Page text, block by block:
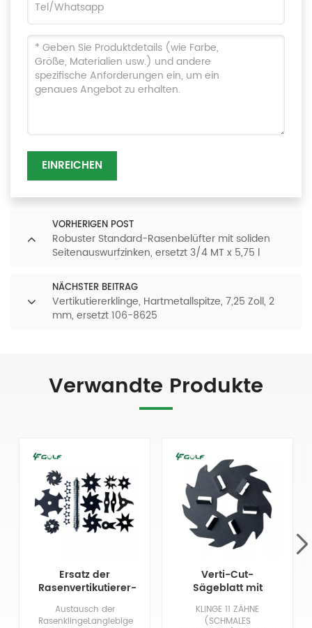
EINREICHEN
VORHERIGEN POST
Robuster Standard-Rasenbelüfter mit soliden
Seitenauswurfzinken, ersetzt 3/4 MT x 5,75 l
NÄCHSTER BEITRAG
Vertikutiererklinge, Hartmetallspitze, 7,25 Zoll, 2
mm, ersetzt 106-8625
Verwandte Produkte
Ersatz der
Rasenvertikutierer-
Rasenfräse
Austausch der
RasenklingeLanglebige
Verti-Cut-
Sägeblatt mit
Hartmetallspitze,
11 Zähne, 5 Zoll, 1,2
KLINGE 11 ZÄHNE
(SCHMALES